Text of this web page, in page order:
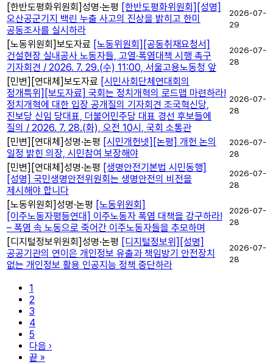
[한반도평화위원회]성명·논평 [한반도평화위원회][성명]
오산공군기지 백린 누출 사고의 진상을 밝히고 한미
공동조사를 실시하라
2026-07-
29
[노동위원회]보도자료 [노동위원회][공동취재요청서]
건설현장 실내공사 노동자들, 고열·폭염대책 시행 촉구
기자회견 / 2026. 7. 29.(수) 11:00, 서울고용노동청 앞
2026-07-
28
[민변] [연대체]보도자료 [시민사회단체연대회의
정개특위][보도자료] 국회는 정치개혁의 로드맵 마련하라!
정치개혁에 대한 입장 공개질의 기자회견 조국혁신당,
진보당 신임 당대표, 더불어민주당 대표 경선 후보들에
질의 / 2026. 7. 28.(화), 오전 10시, 국회 소통관
2026-07-
28
[민변] [연대체]성명·논평 [시민개헌넷][논평] 개헌 논의
일정 밝힌 의장, 시민참여 보장해야
2026-07-
28
[민변] [연대체]성명·논평 [생명안전기본법 시민동행]
[성명] 국민생명안전위원회는 생명안전의 비전을
제시해야 합니다
2026-07-
28
[노동위원회]성명·논평 [노동위원회]
[이주노동자평등연대] 이주노동자 폭염 대책을 강구하라!
– 폭염 속 노동으로 죽어간 이주노동자들을 추모하며
2026-07-
28
[디지털정보위원회]성명·논평 [디지털정보위][성명]
공공기관의 연이은 개인정보 유출과 책임방기 안전장치
없는 개인정보 활용 인공지능 정책 중단하라
2026-07-
28
1
2
3
4
5
다음 ›
끝 »